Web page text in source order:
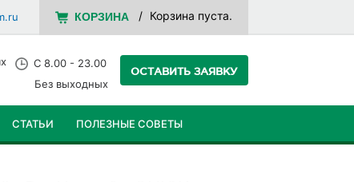
КОРЗИНА Корзина пуста.
С 8.00 - 23.00
Без выходных
ОСТАВИТЬ ЗАЯВКУ
СТАТЬИ ПОЛЕЗНЫЕ СОВЕТЫ